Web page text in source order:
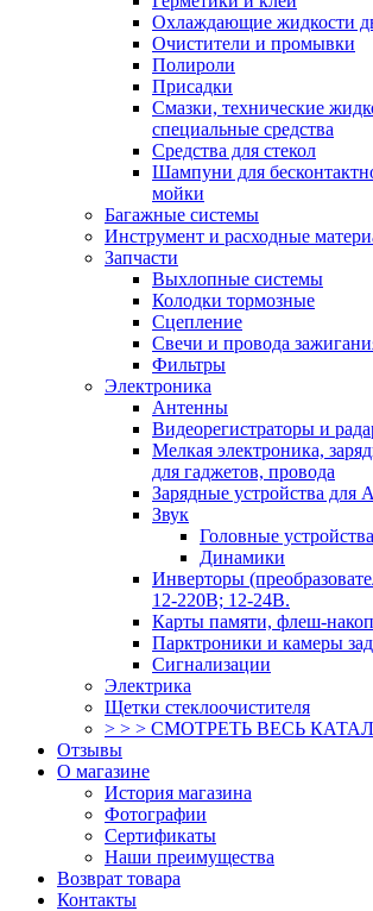
Охлаждающие жидкости
Очистители и промывки
Полироли
Присадки
Смазки, технические
специальные средства
Средства для стекол
Шампуни для
мойки
Багажные системы
Инструмент и расходные
Запчасти
Выхлопные системы
Колодки тормозные
Сцепление
Свечи и провода
Фильтры
Электроника
Антенны
Видеорегистраторы и
Мелкая электроника,
для гаджетов, провода
Зарядные устройства для
Звук
Головные устройства
Динамики
Инверторы
12-220В; 12-24В.
Карты памяти, флеш-
Парктроники и камеры
Сигнализации
Электрика
Щетки стеклоочистителя
> > > СМОТРЕТЬ ВЕСЬ
Отзывы
О магазине
История магазина
Фотографии
Сертификаты
Наши преимущества
Возврат товара
Контакты